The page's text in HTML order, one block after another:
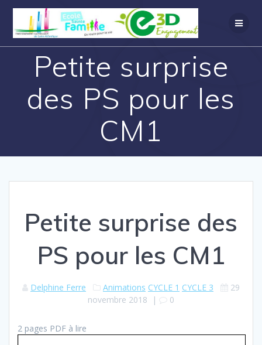
Petite surprise
des PS pour les
CM1
Petite surprise des
PS pour les CM1
Delphine Ferre Animations CYCLE 1 CYCLE 3
29
novembre 2018 | 0
2 pages PDF à lire